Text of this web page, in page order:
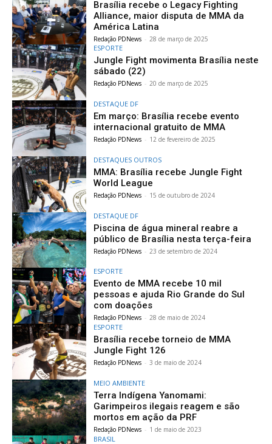
Brasília recebe o Legacy Fighting
Alliance, maior disputa de MMA da
América Latina
Redação PDNews - 28 de março de 2025
ESPORTE
Jungle Fight movimenta Brasília neste
sábado (22)
Redação PDNews - 20 de março de 2025
DESTAQUE DF
Em março: Brasília recebe evento
internacional gratuito de MMA
Redação PDNews - 12 de fevereiro de 2025
DESTAQUES OUTROS
MMA: Brasília recebe Jungle Fight
World League
Redação PDNews - 15 de outubro de 2024
DESTAQUE DF
Piscina de água mineral reabre a
público de Brasília nesta terça-feira
Redação PDNews - 23 de setembro de 2024
ESPORTE
Evento de MMA recebe 10 mil
pessoas e ajuda Rio Grande do Sul
com doações
Redação PDNews - 28 de maio de 2024
ESPORTE
Brasília recebe torneio de MMA
Jungle Fight 126
Redação PDNews - 3 de maio de 2024
MEIO AMBIENTE
Terra Indígena Yanomami:
Garimpeiros ilegais reagem e são
mortos em ação da PRF
Redação PDNews - 1 de maio de 2023
BRASIL